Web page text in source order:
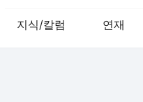
지식/칼럼 연재